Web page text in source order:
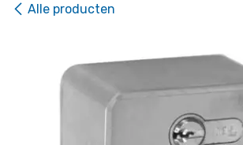
Alle producten